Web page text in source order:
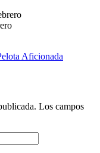
Aficionada
Los campos